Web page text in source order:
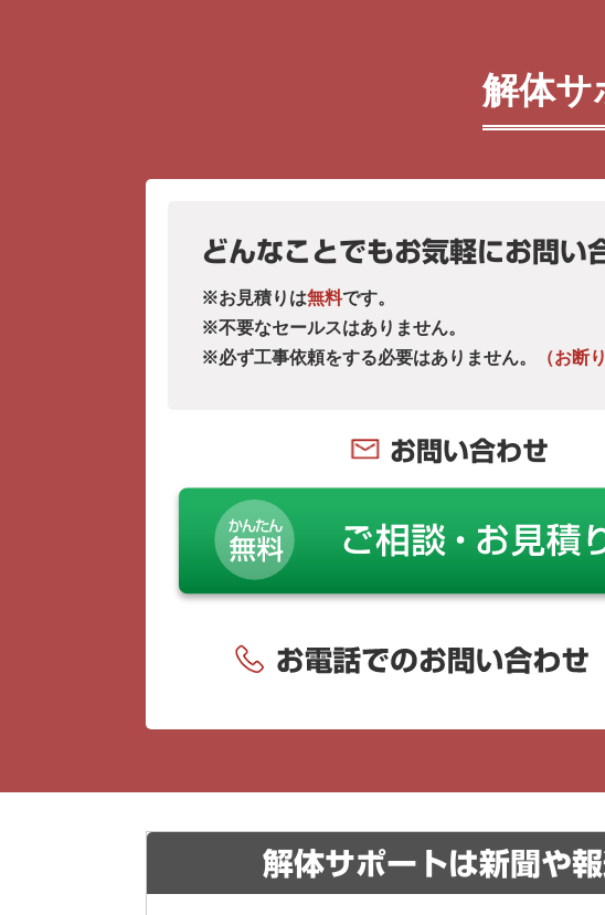
解体サ
どんなことでもお気軽にお問い
※お見積りは無料です。
※不要なセールスはありません。
※必ず工事依頼をする必要はありません。
（お断
お問い合わせ
解体サポートは新聞や